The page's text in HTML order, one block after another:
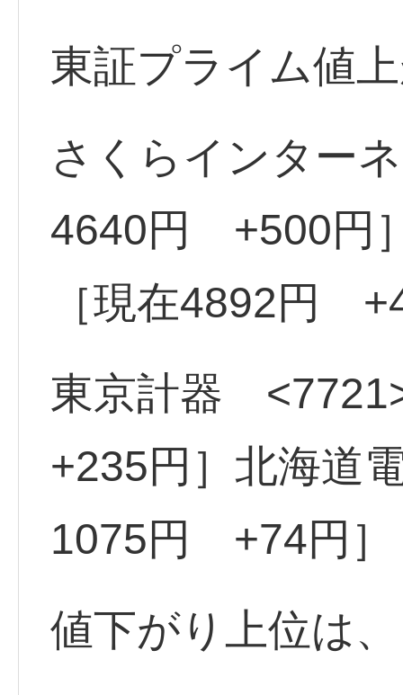
東証プライム値
さくらインター
4640円 +500円
［現在4892円
東京計器
+235円］北海道
1075円 +74円］
値下がり上位は、